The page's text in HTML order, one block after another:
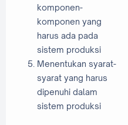
komponen-
komponen yang
harus ada pada
sistem produksi
Menentukan syarat-
syarat yang harus
dipenuhi dalam
sistem produksi